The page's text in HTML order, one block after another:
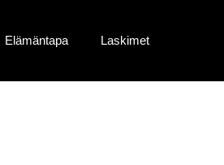
Elämäntapa Laskimet